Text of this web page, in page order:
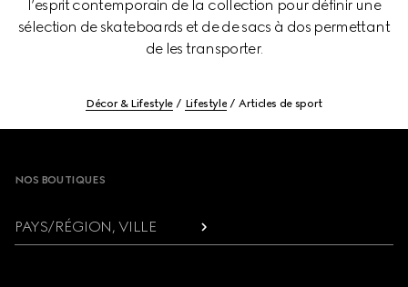
l’esprit contemporain de la collection pour définir une
sélection de skateboards et de de sacs à dos permettant
de les transporter.
Décor & Lifestyle Lifestyle Articles de sport
NOS BOUTIQUES
PAYS/RÉGION, VILLE